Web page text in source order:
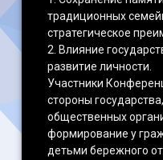
традиционных
стратегическое
2. Влияние
развитие личности.
Участники
стороны
общественных
формирование у
детьми бережного